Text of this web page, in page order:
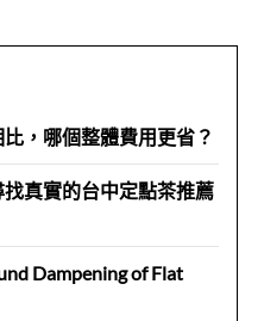
，哪個整體費用更省？
真實的台中定點茶推薦
Dampening of Flat